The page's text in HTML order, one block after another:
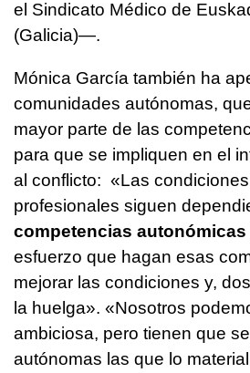
el Sindicato Médico de
(Galicia)—.
Mónica García también ha
comunidades autónomas,
mayor parte de las
para que se impliquen en el
al conflicto: «Las
profesionales siguen
competencias autonómicas
esfuerzo que hagan esas
mejorar las condiciones y,
la huelga». «Nosotros
ambiciosa, pero tienen que
autónomas las que lo